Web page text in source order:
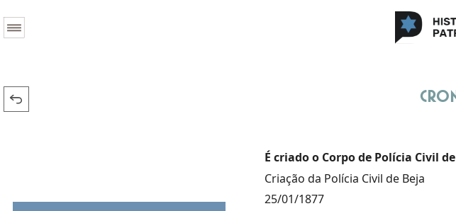
É criado o Corpo de Polícia Civil
Criação da Polícia Civil de Beja
25/01/1877